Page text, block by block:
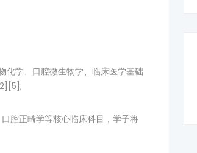
化学、口腔微生物学、临床医学基础
腔正畸学等核心临床科目，学子将